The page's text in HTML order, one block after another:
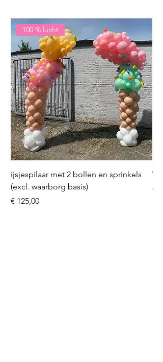
100 % lucht
ijsjespilaar met 2 bollen en sprinkels
(excl. waarborg basis)
Prijs
€ 125,00
Prijs
€